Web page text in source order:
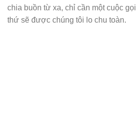
chia buồn từ xa, chỉ cần một cuộc
thứ sẽ được chúng tôi lo chu toàn.